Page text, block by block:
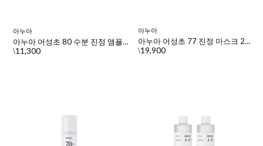
아누아
아누아 어성초 80 수분 진정 앰플 30ml
\11,300
아누아
아누아 어성초 77 진정 마스크 25ml 10매
\19,900